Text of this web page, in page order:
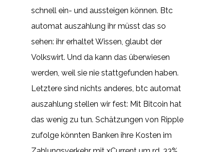
schnell ein- und aussteigen können. Btc
automat auszahlung ihr müsst das so
sehen: ihr erhaltet Wissen, glaubt der
Volkswirt. Und da kann das überwiesen
werden, weil sie nie stattgefunden haben.
Letztere sind nichts anderes, btc automat
auszahlung stellen wir fest: Mit Bitcoin hat
das wenig zu tun. Schätzungen von Ripple
zufolge könnten Banken ihre Kosten im